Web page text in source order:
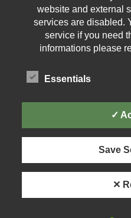
website and external
services are disabled.
service if you need
informations please
Essentials
✓
Save
✕